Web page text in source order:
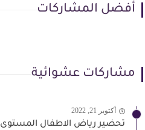
أفضل المشاركات
مشاركات عشوائية
أكتوبر 21, 2022
تحضير رياض الاطفال المستوى